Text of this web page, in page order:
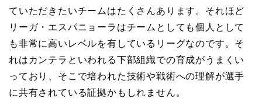
ていただきたいチームはたくさんあります。それほど
リーガ・エスパニョーラはチームとしても個人として
も非常に高いレベルを有しているリーグなのです。そ
れはカンテラといわれる下部組織での育成がうまくい
っており、そこで培われた技術や戦術への理解が選手
に共有されている証拠かもしれません。